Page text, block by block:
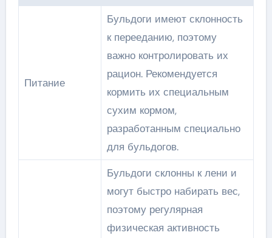
Питание
Бульдоги имеют склонность
к перееданию, поэтому
важно контролировать их
рацион. Рекомендуется
кормить их специальным
сухим кормом,
разработанным специально
для бульдогов.
Бульдоги склонны к лени и
могут быстро набирать вес,
поэтому регулярная
физическая активность